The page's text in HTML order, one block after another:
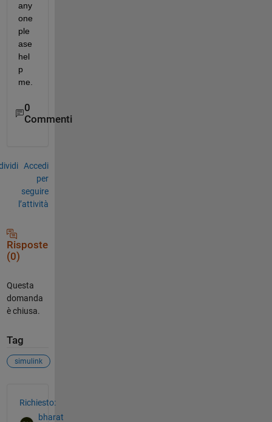
any
one
ple
ase
hel
p
me.
0
Commenti
Accedi
per
seguire
l’attività
Risposte
(0)
Questa
domanda
è chiusa.
Tag
simulink
Richiesto:
bharat